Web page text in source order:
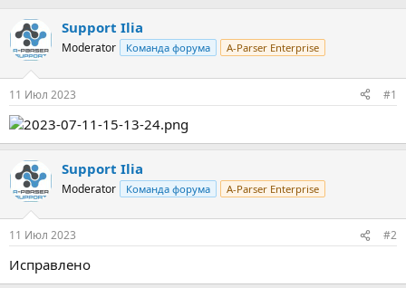
т
о
р
т
е
м
ы
т
н
а
л
Support Ilia
Moderator Команда форума A-Parser Enterprise
11 Июл 2023 #1
Support Ilia
Moderator Команда форума A-Parser Enterprise
11 Июл 2023 #2
Исправлено